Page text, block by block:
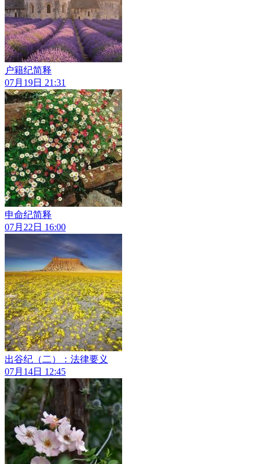
户籍纪简释
07月19日 21:31
申命纪简释
07月22日 16:00
出谷纪（二）：法律要义
07月14日 12:45